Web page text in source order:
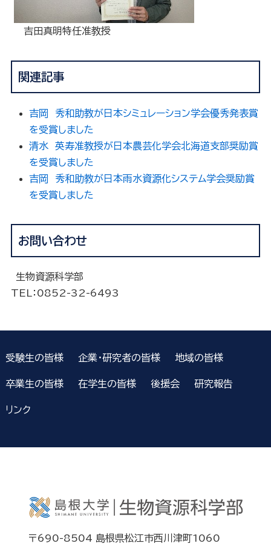
吉田真明特任准教授
関連記事
吉岡 秀和助教が日本シミュレーション学会優秀発表賞
を受賞しました
清水 英寿准教授が日本農芸化学会北海道支部奨励賞
を受賞しました
吉岡 秀和助教が日本雨水資源化システム学会奨励賞
を受賞しました
お問い合わせ
生物資源科学部
TEL：0852-32-6493
受験生の皆様 企業・研究者の皆様 地域の皆様
卒業生の皆様 在学生の皆様 後援会 研究報告
リンク
〒690-8504 島根県松江市西川津町1060